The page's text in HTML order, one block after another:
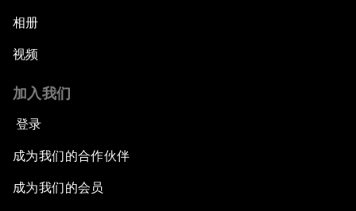
相册
视频
加入我们
登录
成为我们的合作伙伴
成为我们的会员